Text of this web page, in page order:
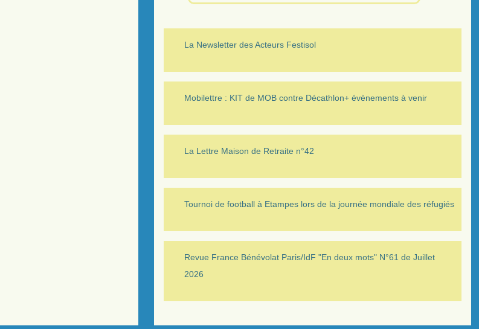
La Newsletter des Acteurs Festisol
Mobilettre : KIT de MOB contre Décathlon+ évènements à venir
La Lettre Maison de Retraite n°42
Tournoi de football à Etampes lors de la journée mondiale des réfugiés
Revue France Bénévolat Paris/IdF "En deux mots" N°61 de Juillet
2026